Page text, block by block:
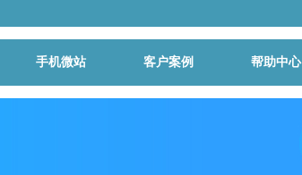
手机微站 客户案例 帮助中心